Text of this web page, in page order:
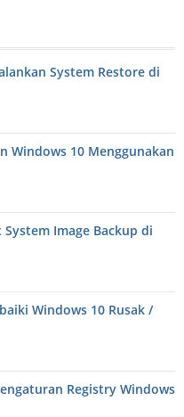
System Restore di
Windows 10 Menggunakan
Image Backup di
Windows 10 Rusak /
Registry Windows